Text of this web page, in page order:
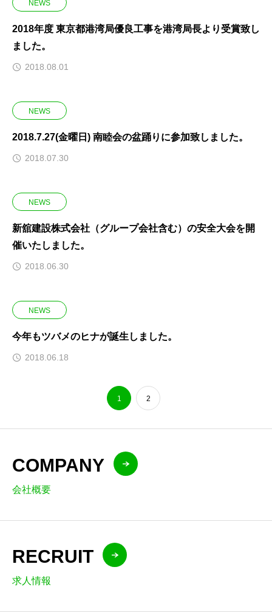
NEWS
2018年度 東京都港湾局優良工事を港湾局長より受賞致し
ました。
2018.08.01
NEWS
2018.7.27(金曜日) 南睦会の盆踊りに参加致しました。
2018.07.30
NEWS
新舘建設株式会社（グループ会社含む）の安全大会を開
催いたしました。
2018.06.30
NEWS
今年もツバメのヒナが誕生しました。
2018.06.18
1 2
COMPANY
会社概要
RECRUIT
求人情報